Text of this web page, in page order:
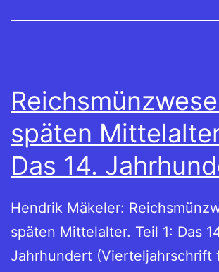
späten
Das 14.
Hendrik Mäkeler:
späten Mittelalter. Teil 1: Das
Jahrhundert (Vierteljahrschrift